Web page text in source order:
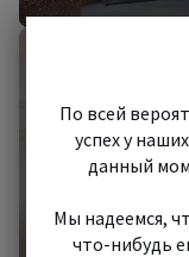
Начать
По всей
успех у
данный
Мы надеемся,
что-нибудь